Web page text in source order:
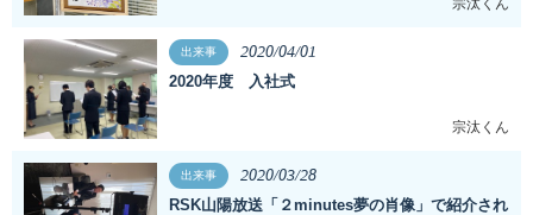
宗汰くん
出来事 2020/04/01
2020年度 入社式
宗汰くん
出来事 2020/03/28
RSK山陽放送「２minutes夢の肖像」で紹介され